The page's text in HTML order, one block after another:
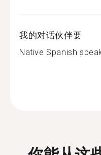
我的对话伙伴要
Native Spanish